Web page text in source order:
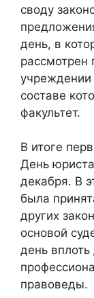
своду
день, в
рассмотрен
учреждении
составе
факультет.
В итоге
День
декабря. В
была
других
основой
день
правоведы.